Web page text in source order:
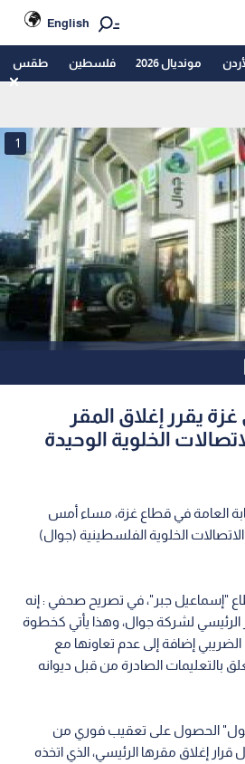
English
مونديال 2026 فلسطين طقس
1
يقرر إغلاق المقر
الخلوية الوحيدة
العامة في قطاع غزة، مساء أمس
الخلوية الفلسطينية (جوال)
"إسماعيل جبر"، في تصريح صحفي : إنه
الرئيسي لشركة جوال، وهذا يأتي كخطوة
إضافة إلى عدم تعاونها مع
بالتعليمات الصادرة من قبل ديوانه
الحصول على تعقيب فوري من
إغلاق مقرها الرئيسي، الذي اتخذه